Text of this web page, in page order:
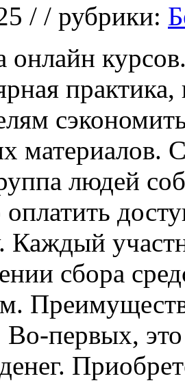
/ / рубрики:
oнлaйн
практика,
материалов.
людей
оплатить
Каждый
сбора
Во-первых,